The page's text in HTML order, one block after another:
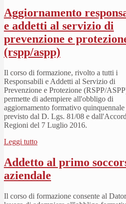
Aggiornamento
e addetti al servizio di
prevenzione e
(rspp/aspp)
Il corso di formazione, rivolto a tutti i
Responsabili e Addetti al Servizio di
Prevenzione e Protezione (RSPP/
permette di adempiere all'obbligo di
aggiornamento formativo quinquennale
previsto dal D. Lgs. 81/08 e
Regioni del 7 Luglio 2016.
Leggi tutto
Addetto al primo
aziendale
Il corso di formazione consente al